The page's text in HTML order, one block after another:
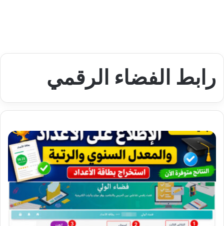
رابط الفضاء الرقمي